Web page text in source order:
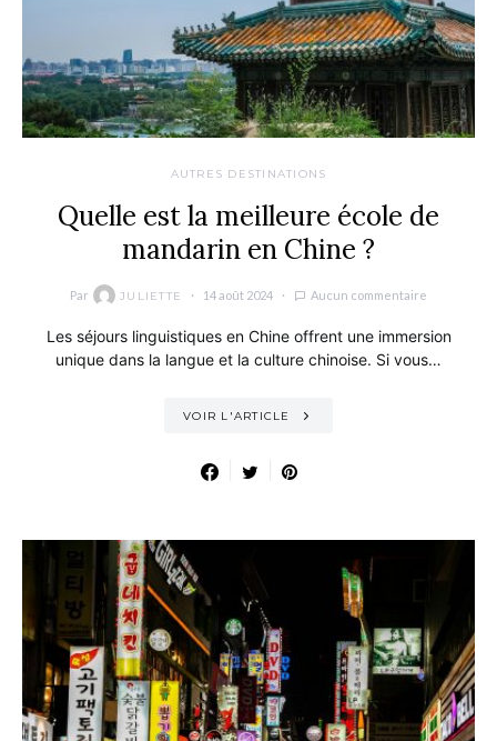
AUTRES DESTINATIONS
Quelle est la meilleure école de
mandarin en Chine ?
Par JULIETTE 14 août 2024 Aucun commentaire
Les séjours linguistiques en Chine offrent une immersion
unique dans la langue et la culture chinoise. Si vous…
VOIR L'ARTICLE